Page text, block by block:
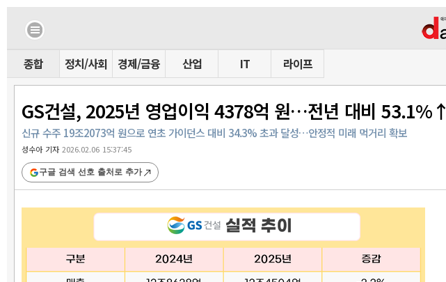
종합 정치/사회 경제/금융 산업 IT 라이프
GS건설, 2025년 영업이익 4378억 원…전년 대비 53.1%↑
신규 수주 19조2073억 원으로 연초 가이던스 대비 34.3% 초과 달성…안정적 미래 먹거리 확보
성수아 기자2026.02.06 15:37:45
구글 검색 선호 출처로 추가